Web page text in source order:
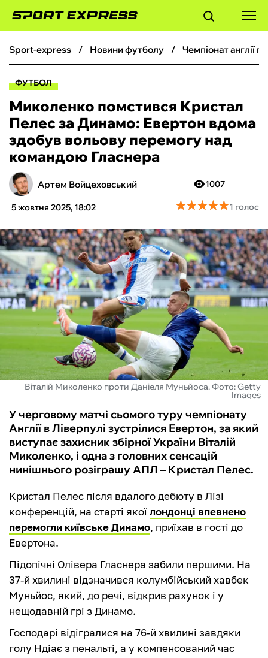
ФУТБОЛ
БОКС
ХОКЕЙ
ТЕНІС
КІБЕРСПОРТ
ЧС-2026
ФУТЗАЛ
ІНШІ
БУКМЕКЕРИ
sport-express новини футболу чемпіонат англії
ФУТБОЛ
Миколенко помстився Кристал
Пелес за Динамо: Евертон вдома
здобув вольову перемогу над
командою Гласнера
Артем Войцеховський
5 жовтня 2025, 18:02
1007
★★★★★
★★★★★1 голос
Віталій Миколенко проти Даніеля Муньйоса. Фото: Getty
Images
У черговому матчі сьомого туру чемпіонату
Англії в Ліверпулі зустрілися Евертон, за який
виступає захисник збірної України Віталій
Миколенко, і одна з головних сенсацій
нинішнього розіграшу АПЛ – Кристал Пелес.
Кристал Пелес після вдалого дебюту в Лізі
конференцій, на старті якоїлондонці впевнено
перемогли київське Динамо, приїхав в гості до
Евертона.
Підопічні Олівера Гласнера забили першими. На
37-й хвилині відзначився колумбійський хавбек
Муньйос, який, до речі, відкрив рахунок і у
нещодавній грі з Динамо.
Господарі відігралися на 76-й хвилині завдяки
голу Ндіає з пенальті, а у компенсований час